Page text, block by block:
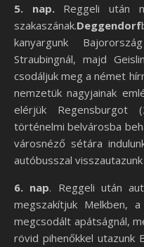
5. nap.Reggeli után
szakaszának.Deggendorf
kanyargunk
Straubingnál, majd
csodáljuk meg a német
nemzetük nagyjainak
elérjük
történelmi belvárosba
városnéző sétára
autóbusszal visszautazunk
6. nap. Reggeli után
megszakítjuk Melkben,
megcsodált apátságnál,
rövid pihenőkkel utazunk